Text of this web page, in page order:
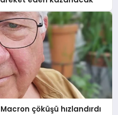
çöküşü hızlandırdı